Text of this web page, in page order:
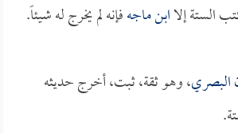
الستة إلاابن ماجهفإنه لم يخرج له شيئاً.
البصري، وهو ثقة، ثبت، أخرج حديثه